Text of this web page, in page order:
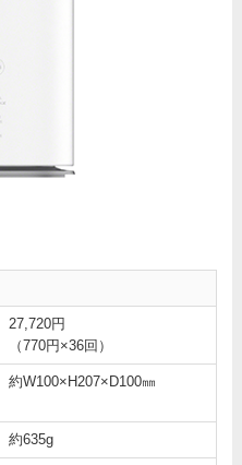
27,720円
（770円×36回）
約W100×H207×D100㎜
約635g